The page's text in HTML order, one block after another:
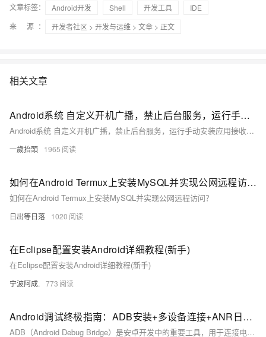
文章标签： Android开发 Shell 开发工具
IDE
来 源：
开发者社区 > 开发与运维 > 文章 > 正文
相关文章
Android系统 自定义开机广播，禁止后台服务，运行手动安装应用接收开机广播
Android系统 自定义开机广播，禁止后台服务，运行手动安装应用接收开机广播
一歲抬頭 1965
如何在Android Termux上安装MySQL并实现公网远程访问？
如何在Android Termux上安装MySQL并实现公网远程访问？
日出等日落 1020
在Eclipse配置安装Android详细教程(新手)
在Eclipse配置安装Android详细教程(新手)
宁波阿成. 773
Android调试终极指南：ADB安装+多设备连接+ANR日志抓取全流程解析，覆盖环境变量配置/多设备调试/ANR日志分析全流程，附Win/Mac/Linux三平台解决方案
ADB（Android Debug Bridge）是安卓开发中的重要工具，用于连接电脑与安卓设备，实现文件传输、应用管理、日志抓取等功能。本文介绍了 ADB 的基本概念、安装配置及常用命令。包括：1) 基本命令如 `adb version` 和 `adb devices`；2) 权限操作如 `adb root` 和 `adb shell`；3) APK 操作如安装、卸载应用；4) 文件传输如 `adb push` 和 `adb pull`；5) 日志记录如 `adb logcat`；6) 系统信息获取如屏幕截图和录屏。通过这些功能，用户可高效调试和管理安卓设备。